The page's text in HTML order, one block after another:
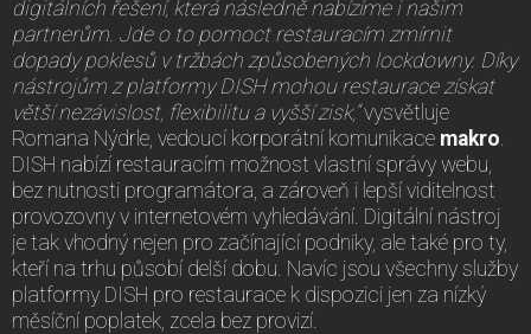
digitálních řešení, která následně nabízíme i našim
partnerům. Jde o to pomoct restauracím zmírnit
dopady poklesů v tržbách způsobených lockdowny. Díky
nástrojům z platformy DISH mohou restaurace získat
větší nezávislost, flexibilitu a vyšší zisk,“vysvětluje
Romana Nýdrle, vedoucí korporátní komunikace makro
DISH nabízí restauracím možnost vlastní správy webu,
bez nutnosti programátora, a zároveň i lepší viditelnost
provozovny v internetovém vyhledávání. Digitální nástroj
je tak vhodný nejen pro začínající podniky, ale také pro ty,
kteří na trhu působí delší dobu. Navíc jsou všechny služby
platformy DISH pro restaurace k dispozici jen za nízký
měsíční poplatek, zcela bez provizí.